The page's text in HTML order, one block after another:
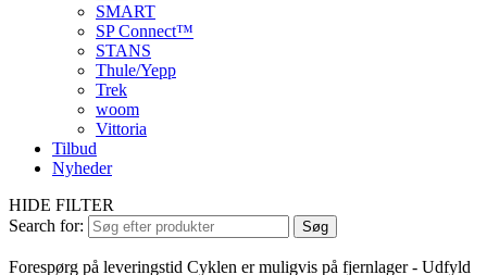
SMART
SP Connect™
STANS
Thule/Yepp
Trek
woom
Vittoria
Tilbud
Nyheder
HIDE FILTER
Search for:
Søg
Forespørg på leveringstid Cyklen er muligvis på fjernlager - Udfyld